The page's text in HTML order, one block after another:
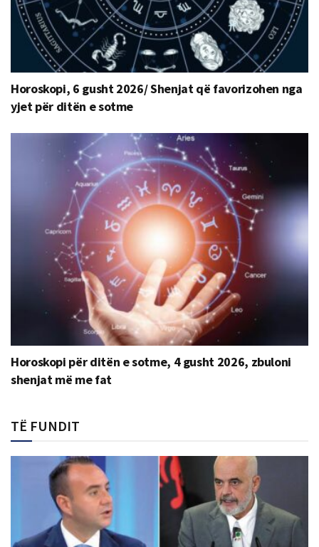
Horoskopi, 6 gusht 2026/ Shenjat që favorizohen nga
yjet për ditën e sotme
Horoskopi për ditën e sotme, 4 gusht 2026, zbuloni
shenjat më me fat
TË FUNDIT